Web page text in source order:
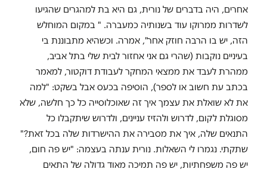
אחרים, היה בדברים של נורית, גם היא בת למהגרים שהגיעו
לשדרות ממרוקו עוד בשנותיה כמעברה. " במקום המוחלש
הזה, יש בו הרבה חוזק אחר", אמרה. וכשהיא מתבוננת בי
בעיניים נוקבות (שהרי גם אני אחזור לבית שלי בתל אביב,
ממהרת לעבד את ממצאי המחקר לעבודת דוקטור, למאמר
בכתב עת חשוב או לספר), הוסיפה בכעס אבל בשקט: "למה
את לא שואלת את עצמך איך זה שאוכלוסייה כל כך חלשה, שלא
מסוגלת לקום, לדרוש ולהזיז עניינים, ולדרוש שיתקבלו כל
התנאים שלה, איך את מסבירה את ההישרדות שלה בכל זאת?"
שתקתי. נגמרו לי השאלות. נורית ענתה בעצמה: "יש פה חום,
יש פה משפחתיות, יש פה תמיכה מאוד גדולה של התאים